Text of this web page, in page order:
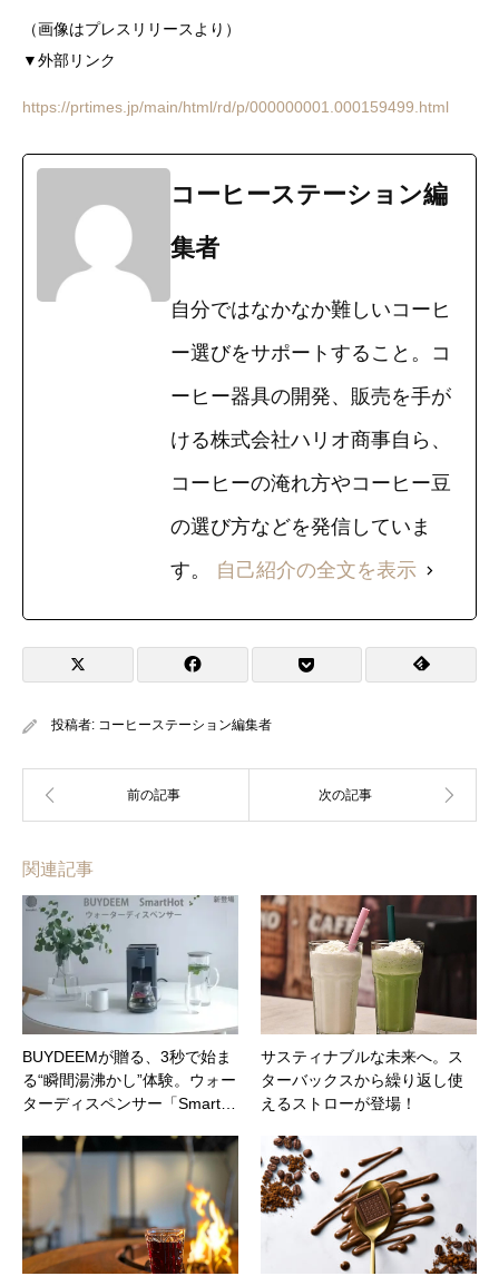
（画像はプレスリリースより）
▼外部リンク
https://prtimes.jp/main/html/rd/p/000000001.000159499.html
コーヒーステーション編
集者
自分ではなかなか難しいコーヒ
ー選びをサポートすること。コ
ーヒー器具の開発、販売を手が
ける株式会社ハリオ商事自ら、
コーヒーの淹れ方やコーヒー豆
の選び方などを発信していま
す。 自己紹介の全文を表示
投稿者: コーヒーステーション編集者
関連記事
BUYDEEMが贈る、3秒で始ま
る“瞬間湯沸かし”体験。ウォー
ターディスペンサー「Smart…
サスティナブルな未来へ。ス
ターバックスから繰り返し使
えるストローが登場！